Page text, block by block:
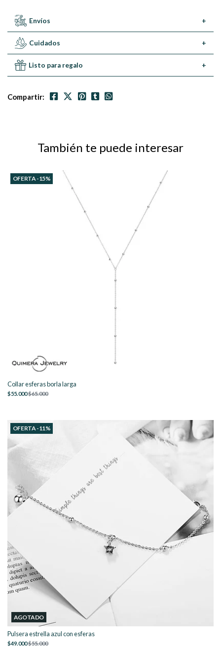
Envíos +
Cuidados +
Listo para regalo +
Compartir:
También te puede interesar
OFERTA -15%
Collar esferas borla larga
$55.000$65.000
OFERTA -11%
AGOTADO
Pulsera estrella azul con esferas
$49.000$55.000